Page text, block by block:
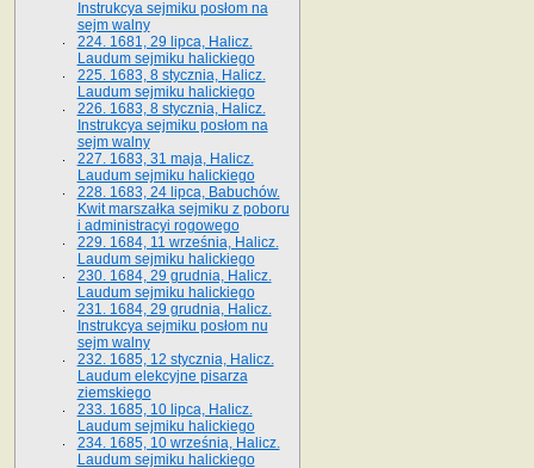
Instrukcya sejmiku posłom na
sejm walny
224. 1681, 29 lipca, Halicz.
Laudum sejmiku halickiego
225. 1683, 8 stycznia, Halicz.
Laudum sejmiku halickiego
226. 1683, 8 stycznia, Halicz.
Instrukcya sejmiku posłom na
sejm walny
227. 1683, 31 maja, Halicz.
Laudum sejmiku halickiego
228. 1683, 24 lipca, Babuchów.
Kwit marszałka sejmiku z poboru
i administracyi rogowego
229. 1684, 11 września, Halicz.
Laudum sejmiku halickiego
230. 1684, 29 grudnia, Halicz.
Laudum sejmiku halickiego
231. 1684, 29 grudnia, Halicz.
Instrukcya sejmiku posłom nu
sejm walny
232. 1685, 12 stycznia, Halicz.
Laudum elekcyjne pisarza
ziemskiego
233. 1685, 10 lipca, Halicz.
Laudum sejmiku halickiego
234. 1685, 10 września, Halicz.
Laudum sejmiku halickiego